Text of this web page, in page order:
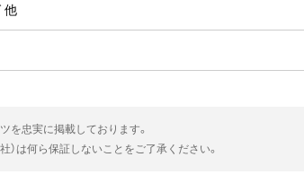
他
を忠実に掲載しております。
）は何ら保証しないことをご了承ください。